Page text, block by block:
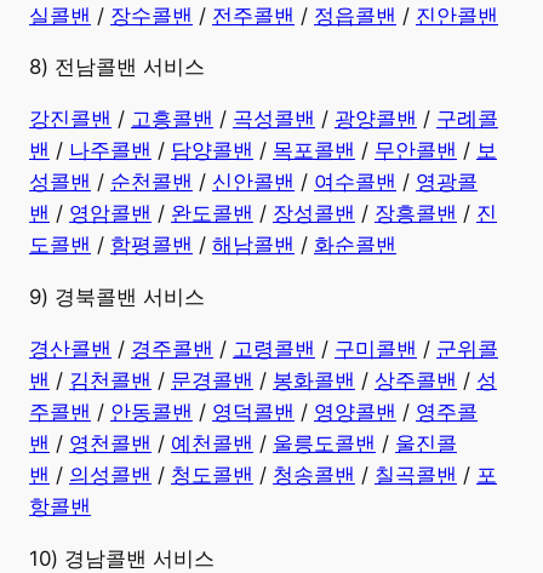
실콜밴 / 장수콜밴 / 전주콜밴 / 정읍콜밴 / 진안콜밴
8) 전남콜밴 서비스
강진콜밴 / 고흥콜밴 / 곡성콜밴 / 광양콜밴 / 구례콜
밴 / 나주콜밴 / 담양콜밴 / 목포콜밴 / 무안콜밴 / 보
성콜밴 / 순천콜밴 / 신안콜밴 / 여수콜밴 / 영광콜
밴 / 영암콜밴 / 완도콜밴 / 장성콜밴 / 장흥콜밴 / 진
도콜밴 / 함평콜밴 / 해남콜밴 / 화순콜밴
9) 경북콜밴 서비스
경산콜밴 / 경주콜밴 / 고령콜밴 / 구미콜밴 / 군위콜
밴 / 김천콜밴 / 문경콜밴 / 봉화콜밴 / 상주콜밴 / 성
주콜밴 / 안동콜밴 / 영덕콜밴 / 영양콜밴 / 영주콜
밴 / 영천콜밴 / 예천콜밴 / 울릉도콜밴 / 울진콜
밴 / 의성콜밴 / 청도콜밴 / 청송콜밴 / 칠곡콜밴 / 포
항콜밴
10) 경남콜밴 서비스